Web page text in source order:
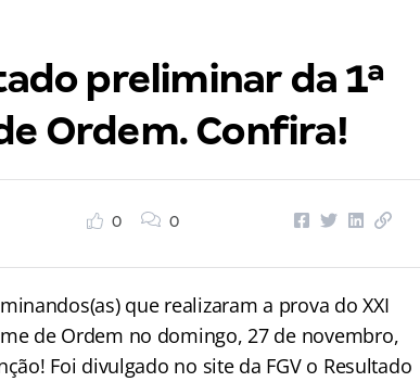
preliminar da 1ª
Ordem. Confira!
0 0
que realizaram a prova do XXI
de Ordem no domingo, 27 de novembro,
Foi divulgado no site da FGV o Resultado